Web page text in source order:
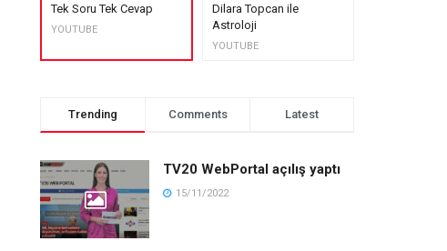
Tek Soru Tek Cevap
YOUTUBE
Dilara Topcan ile
Astroloji
YOUTUBE
Trending Comments Latest
TV20 WebPortal açılış yaptı
15/11/2022